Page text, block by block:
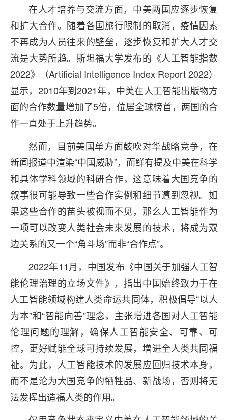
在人才培养与交流方面，中美两国应逐步恢复
和扩大合作。随着各国旅行限制的取消，疫情因素
不再成为人员往来的壁垒，逐步恢复和扩大人才交
流是大势所趋。斯坦福大学发布的《人工智能指数
2022》（Artificial Intelligence Index Report 2022）
显示，2010年到2021年，中美在人工智能出版物方
面的合作数量增加了5倍，位居全球榜首，两国的合
作一直处于上升趋势。
然而，目前美国单方面鼓吹对华战略竞争，在
新闻报道中渲染“中国威胁”，而鲜有提及中美在科学
和具体学科领域的科研合作，这意味着大国竞争的
叙事很可能导致一些合作实例和细节遭到忽视。如
果这些合作的苗头被视而不见，那么人工智能作为
一项可以改变人类社会未来发展的技术，将成为双
边关系的又一个“角斗场”而非“合作点”。
2022年11月，中国发布《中国关于加强人工智
能伦理治理的立场文件》，指出中国始终致力于在
人工智能领域构建人类命运共同体，积极倡导“以人
为本”和“智能向善”理念，主张增进各国对人工智能
伦理问题的理解，确保人工智能安全、可靠、可
控，更好赋能全球可持续发展，增进全人类共同福
祉。为此，人工智能技术的发展应回归技术本身，
而不是沦为大国竞争的牺牲品、新战场，否则将无
法发挥出造福人类的作用。